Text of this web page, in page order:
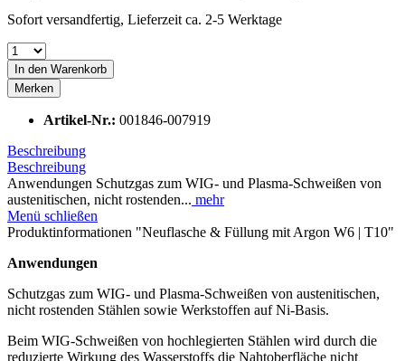
Sofort versandfertig, Lieferzeit ca. 2-5 Werktage
In den Warenkorb
Merken
Artikel-Nr.: 001846-007919
Beschreibung
Beschreibung
Anwendungen Schutzgas zum WIG- und Plasma-Schweißen von
austenitischen, nicht rostenden... mehr
Menü schließen
Produktinformationen "Neuflasche & Füllung mit Argon W6 | T10"
Anwendungen
Schutzgas zum WIG- und Plasma-Schweißen von austenitischen,
nicht rostenden Stählen sowie Werkstoffen auf Ni-Basis.
Beim WIG-Schweißen von hochlegierten Stählen wird durch die
reduzierte Wirkung des Wasserstoffs die Nahtoberfläche nicht